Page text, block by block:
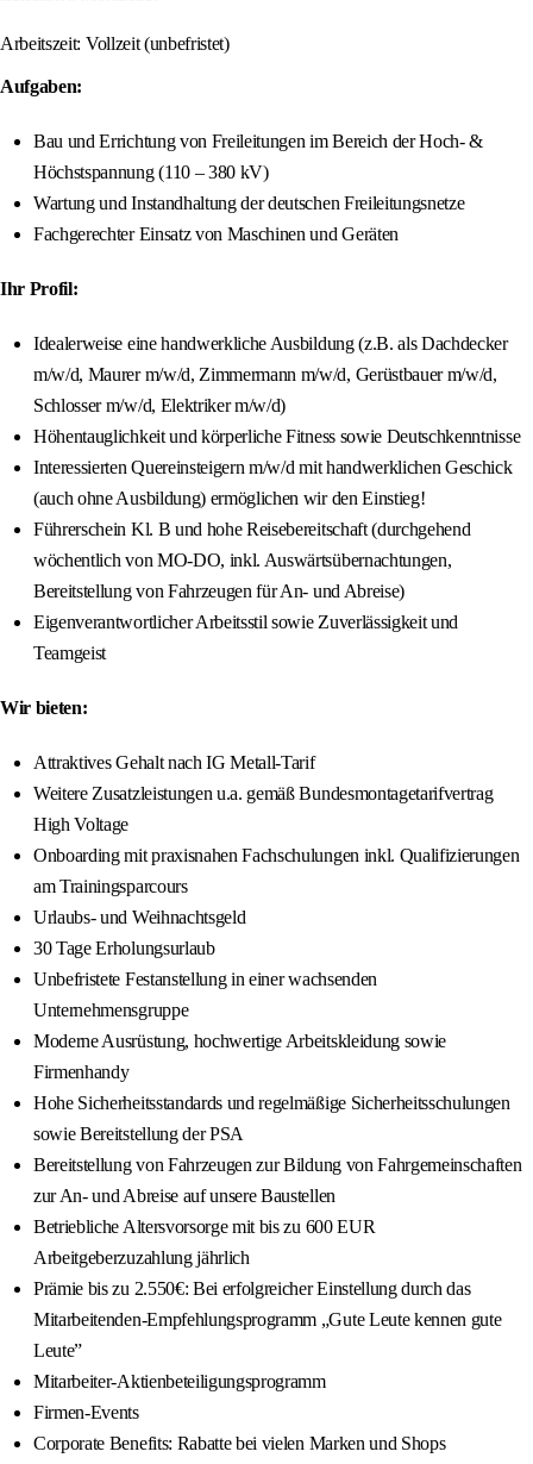
Arbeitszeit: Vollzeit (unbefristet)
Aufgaben:
Bau und Errichtung von Freileitungen im Bereich der Hoch- &
Höchstspannung (110 – 380 kV)
Wartung und Instandhaltung der deutschen Freileitungsnetze
Fachgerechter Einsatz von Maschinen und Geräten
Ihr Profil:
Idealerweise eine handwerkliche Ausbildung (z.B. als Dachdecker
m/w/d, Maurer m/w/d, Zimmermann m/w/d, Gerüstbauer m/w/d,
Schlosser m/w/d, Elektriker m/w/d)
Höhentauglichkeit und körperliche Fitness sowie Deutschkenntnisse
Interessierten Quereinsteigern m/w/d mit handwerklichen Geschick
(auch ohne Ausbildung) ermöglichen wir den Einstieg!
Führerschein Kl. B und hohe Reisebereitschaft (durchgehend
wöchentlich von MO-DO, inkl. Auswärtsübernachtungen,
Bereitstellung von Fahrzeugen für An- und Abreise)
Eigenverantwortlicher Arbeitsstil sowie Zuverlässigkeit und
Teamgeist
Wir bieten:
Attraktives Gehalt nach IG Metall-Tarif
Weitere Zusatzleistungen u.a. gemäß Bundesmontagetarifvertrag
High Voltage
Onboarding mit praxisnahen Fachschulungen inkl. Qualifizierungen
am Trainingsparcours
Urlaubs- und Weihnachtsgeld
30 Tage Erholungsurlaub
Unbefristete Festanstellung in einer wachsenden
Unternehmensgruppe
Moderne Ausrüstung, hochwertige Arbeitskleidung sowie
Firmenhandy
Hohe Sicherheitsstandards und regelmäßige Sicherheitsschulungen
sowie Bereitstellung der PSA
Bereitstellung von Fahrzeugen zur Bildung von Fahrgemeinschaften
zur An- und Abreise auf unsere Baustellen
Betriebliche Altersvorsorge mit bis zu 600 EUR
Arbeitgeberzuzahlung jährlich
Prämie bis zu 2.550€: Bei erfolgreicher Einstellung durch das
Mitarbeitenden-Empfehlungsprogramm „Gute Leute kennen gute
Leute”
Mitarbeiter-Aktienbeteiligungsprogramm
Firmen-Events
Corporate Benefits: Rabatte bei vielen Marken und Shops